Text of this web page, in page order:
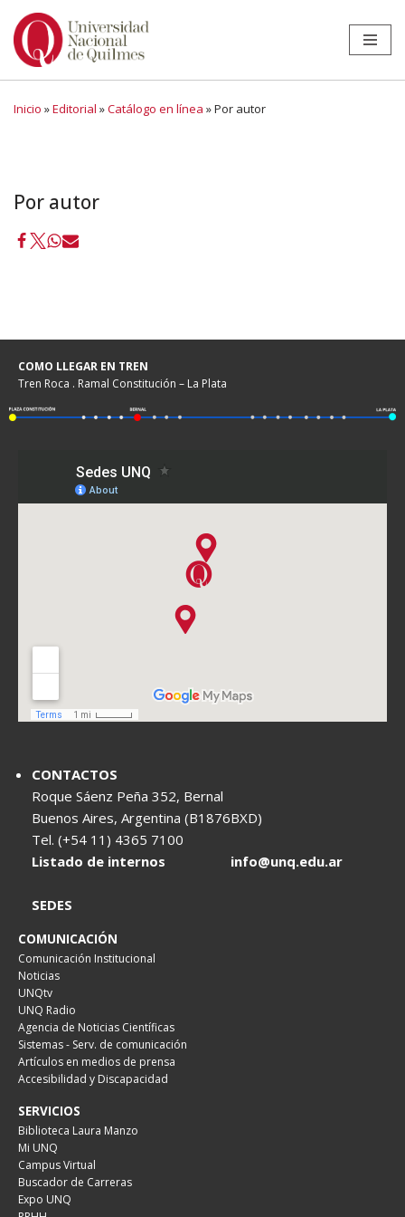
Ir
Inicio »Editorial »Catálogo en línea »Por autor
Por autor
COMO LLEGAR EN TREN
Tren Roca . Ramal Constitución – La Plata
CONTACTOS
Roque Sáenz Peña 352, Bernal
Buenos Aires, Argentina (B1876BXD)
Tel. (+54 11) 4365 7100
Listado de internos
info@unq.edu.ar
SEDES
COMUNICACIÓN
Comunicación Institucional
Noticias
UNQtv
UNQ Radio
Agencia de Noticias Científicas
Sistemas - Serv. de comunicación
Artículos en medios de prensa
Accesibilidad y Discapacidad
SERVICIOS
Biblioteca Laura Manzo
Mi UNQ
Campus Virtual
Buscador de Carreras
Expo UNQ